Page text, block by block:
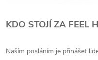
KDO STOJÍ ZA FEEL
Naším posláním je přinášet